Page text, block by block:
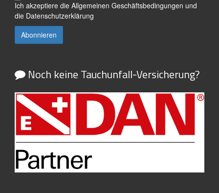
Ich akzeptiere die Allgemeinen Geschäftsbedingungen und
die Datenschutzerklärung
Noch keine Tauchunfall-Versicherung?